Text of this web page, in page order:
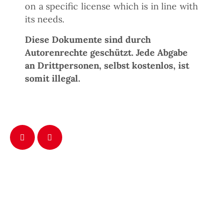
on a specific license which is in line with
its needs.
Diese Dokumente sind durch
Autorenrechte geschützt. Jede Abgabe
an Drittpersonen, selbst kostenlos, ist
somit illegal.